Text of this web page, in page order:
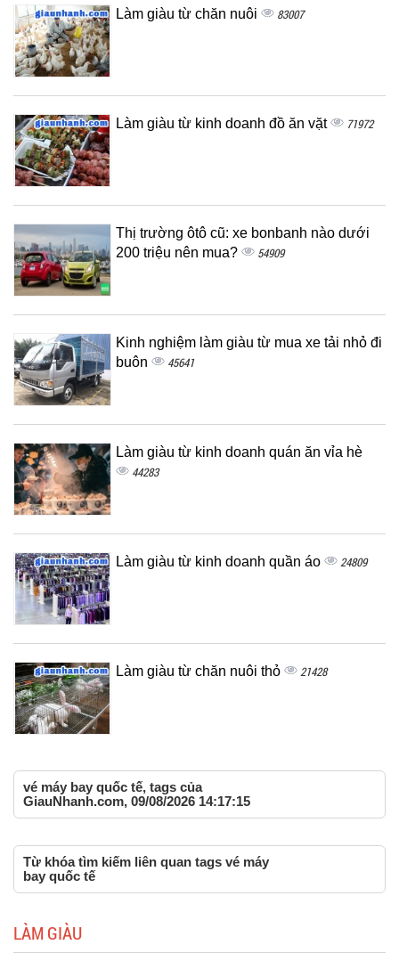
Làm giàu từ chăn nuôi 83007
Làm giàu từ kinh doanh đồ ăn vặt 71972
Thị trường ôtô cũ: xe bonbanh nào dưới
200 triệu nên mua?
54909
Kinh nghiệm làm giàu từ mua xe tải nhỏ đi
buôn
45641
Làm giàu từ kinh doanh quán ăn vỉa hè
44283
Làm giàu từ kinh doanh quần áo 24809
Làm giàu từ chăn nuôi thỏ 21428
vé máy bay quốc tế, tags của
GiauNhanh.com, 09/08/2026 14:17:15
Từ khóa tìm kiếm liên quan tags vé máy
bay quốc tế
LÀM GIÀU